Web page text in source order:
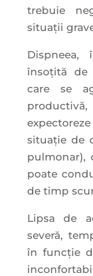
trebuie
situaţii
însoţită de
care se
situaţie de
pulmonar),
poate
de timp
Lipsa de
severă,
în funcţie